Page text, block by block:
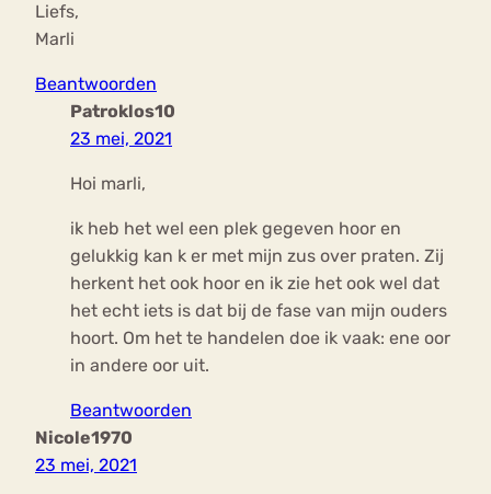
Liefs,
Marli
Beantwoorden
Patroklos10
23 mei, 2021
Hoi marli,
ik heb het wel een plek gegeven hoor en
gelukkig kan k er met mijn zus over praten. Zij
herkent het ook hoor en ik zie het ook wel dat
het echt iets is dat bij de fase van mijn ouders
hoort. Om het te handelen doe ik vaak: ene oor
in andere oor uit.
Beantwoorden
Nicole1970
23 mei, 2021